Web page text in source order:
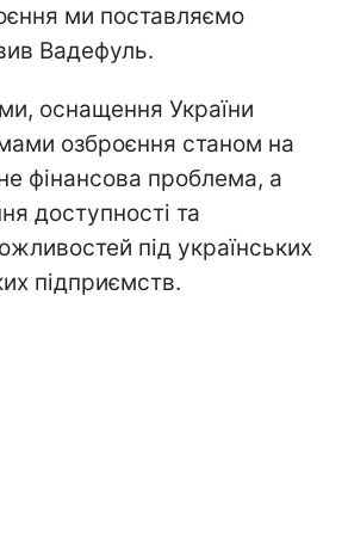
ми поставляємо
Вадефуль.
оснащення України
озброєння станом на
фінансова проблема, а
доступності та
під українських
підприємств.